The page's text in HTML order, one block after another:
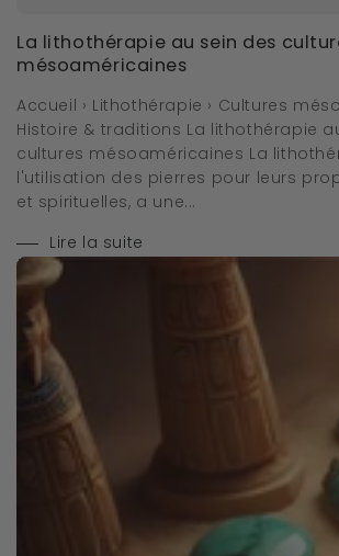
La lithothérapie au sein des
mésoaméricaines
Accueil › Lithothérapie › Cultures
Histoire & traditions La lithothérapie
cultures mésoaméricaines La
l'utilisation des pierres pour leurs
et spirituelles, a une...
Lire la suite